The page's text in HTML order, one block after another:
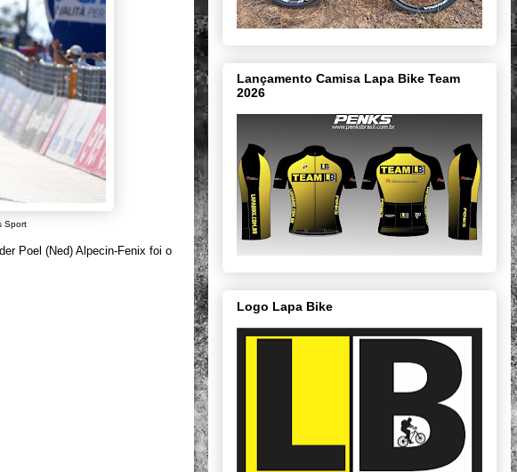
Sport
Poel (Ned) Alpecin-Fenix foi o
Lançamento Camisa Lapa Bike Team
2026
Logo Lapa Bike